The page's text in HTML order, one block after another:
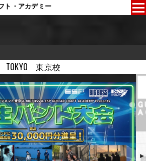
ト・アカデミー
パス
TOKYO 東京校
▼
パス